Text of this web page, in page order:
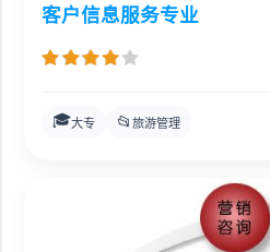
客户信息服务专业
🎓大专 📂 旅游管理